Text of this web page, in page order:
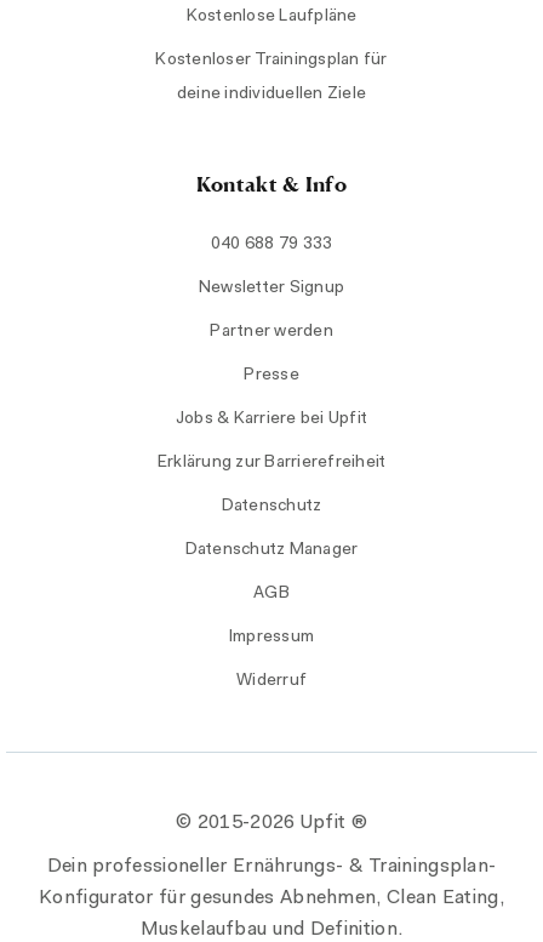
Kostenlose Laufpläne
Kostenloser Trainingsplan für
deine individuellen Ziele
Kontakt & Info
040 688 79 333
Newsletter Signup
Partner werden
Presse
Jobs & Karriere bei Upfit
Erklärung zur Barrierefreiheit
Datenschutz
Datenschutz Manager
AGB
Impressum
Widerruf
© 2015-2026 Upfit ®
Dein professioneller Ernährungs- & Trainingsplan-
Konfigurator für gesundes Abnehmen, Clean Eating,
Muskelaufbau und Definition.